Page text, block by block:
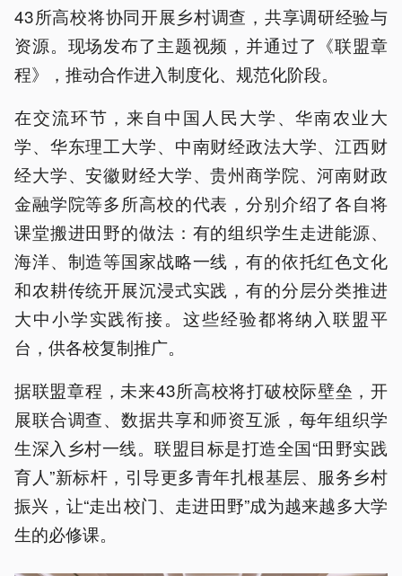
43所高校将协同开展乡村调查，共享调研经验与
资源。现场发布了主题视频，并通过了《联盟章
程》，推动合作进入制度化、规范化阶段。
在交流环节，来自中国人民大学、华南农业大
学、华东理工大学、中南财经政法大学、江西财
经大学、安徽财经大学、贵州商学院、河南财政
金融学院等多所高校的代表，分别介绍了各自将
课堂搬进田野的做法：有的组织学生走进能源、
海洋、制造等国家战略一线，有的依托红色文化
和农耕传统开展沉浸式实践，有的分层分类推进
大中小学实践衔接。这些经验都将纳入联盟平
台，供各校复制推广。
据联盟章程，未来43所高校将打破校际壁垒，开
展联合调查、数据共享和师资互派，每年组织学
生深入乡村一线。联盟目标是打造全国“田野实践
育人”新标杆，引导更多青年扎根基层、服务乡村
振兴，让“走出校门、走进田野”成为越来越多大学
生的必修课。